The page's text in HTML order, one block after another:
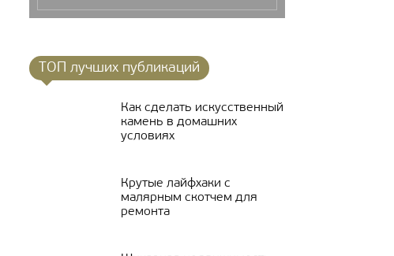
ТОП лучших публикаций
Как сделать искусственный
камень в домашних
условиях
Крутые лайфхаки с
малярным скотчем для
ремонта